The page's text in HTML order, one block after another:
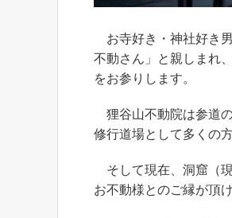
お寺好き・神社好き
不動さん」と親しまれ
をお参りします。
狸谷山不動院は参道
修行道場として多くの
そして現在、洞窟（
お不動様とのご縁が頂